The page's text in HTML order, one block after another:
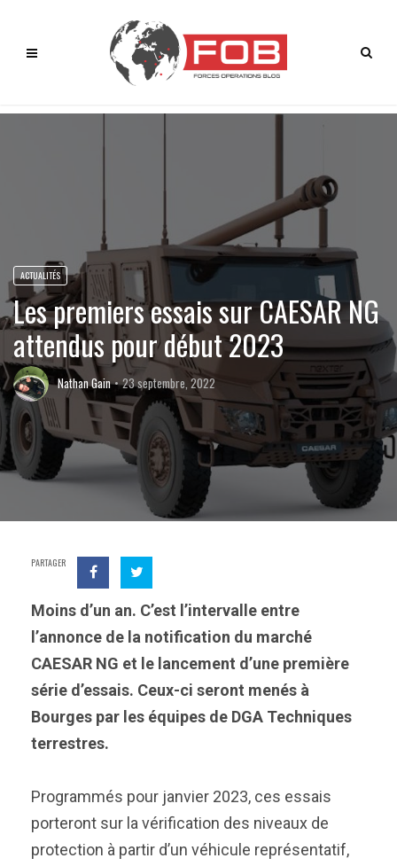
ACTUALITÉS
Les premiers essais sur CAESAR NG
attendus pour début 2023
Nathan Gain 23 septembre, 2022
PARTAGER
Moins d’un an. C’est l’intervalle entre
l’annonce de la notification du marché
CAESAR NG et le lancement d’une première
série d’essais. Ceux-ci seront menés à
Bourges par les équipes de DGA Techniques
terrestres.
Programmés pour janvier 2023, ces essais
porteront sur la vérification des niveaux de
protection à partir d’un véhicule représentatif,